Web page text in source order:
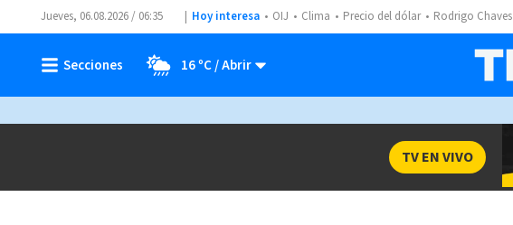
Jueves, 06.08.2026 / 06:35 Hoy interesa OIJ Clima Precio del dólar Rodrigo Chaves
16 ºC
TV EN VIVO